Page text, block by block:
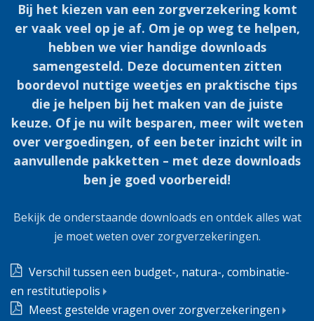
Bij het kiezen van een zorgverzekering komt
er vaak veel op je af. Om je op weg te helpen,
hebben we vier handige downloads
samengesteld. Deze documenten zitten
boordevol nuttige weetjes en praktische tips
die je helpen bij het maken van de juiste
keuze. Of je nu wilt besparen, meer wilt weten
over vergoedingen, of een beter inzicht wilt in
aanvullende pakketten – met deze downloads
ben je goed voorbereid!
Bekijk de onderstaande downloads en ontdek alles wat
je moet weten over zorgverzekeringen.
Verschil tussen een budget-, natura-, combinatie-
en restitutiepolis
Meest gestelde vragen over zorgverzekeringen